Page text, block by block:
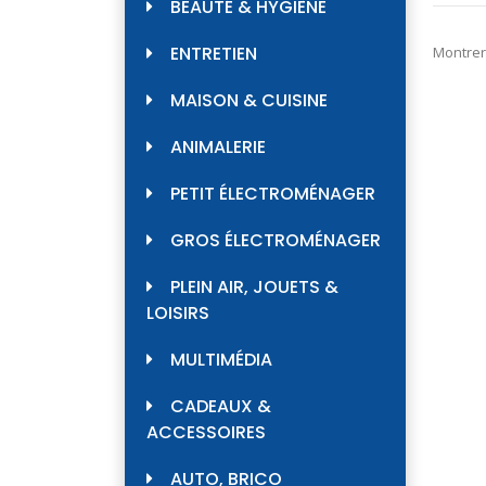
BEAUTÉ & HYGIÈNE
ENTRETIEN
MAISON & CUISINE
ANIMALERIE
PETIT ÉLECTROMÉNAGER
GROS ÉLECTROMÉNAGER
PLEIN AIR, JOUETS &
LOISIRS
MULTIMÉDIA
CADEAUX &
ACCESSOIRES
AUTO, BRICO